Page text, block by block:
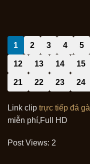
1 2 3 4 5
12 13 14 15
21 22 23 24
Link clip trực tiếp đá gà
miễn phí,Full HD
Post Views: 2